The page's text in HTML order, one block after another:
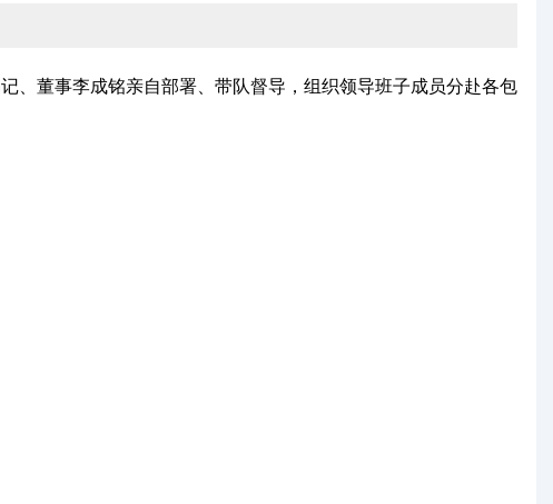
董事李成铭亲自部署、带队督导，组织领导班子成员分赴各包